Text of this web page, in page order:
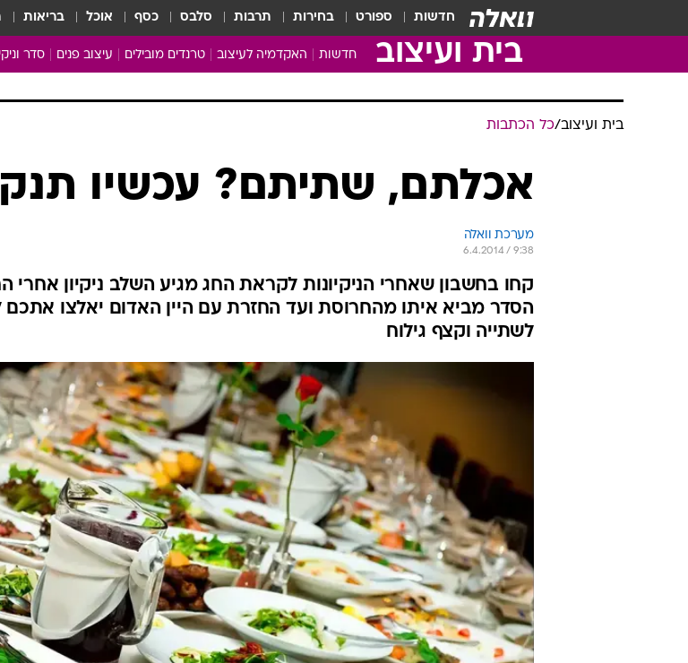
חדשות ספורט בחירות תרבות סלבס כסף אוכל בריאות
בית ועיצוב חדשות האקדמיה לעיצוב טרנדים מובילים עיצוב פנים סדר
טיפים של
מדריך
בית ועיצוב/כל הכתבות
אכלתם, שתיתם? עכשיו
מערכת וואלה
6.4.2014 / 9:38
קחו בחשבון שאחרי הניקיונות לקראת החג מגיע השלב ניקיון אחרי
הסדר מביא איתו מהחרוסת ועד החזרת עם היין האדום יאלצו אתכם
לשתייה וקצף גילוח